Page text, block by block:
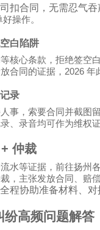
扣合同，无需忍气
操作。
白陷阱
核心条款，拒绝签空
合同的证据， 2026 年
录
事，索要合同并截图
、录音均可作为维权
仲裁
水等证据，前往扬州
，主张发放合同、赔
程协助准备材料、
纷高频问题解